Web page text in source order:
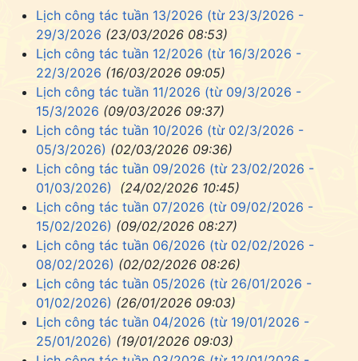
Lịch công tác tuần 13/2026 (từ 23/3/2026 -
29/3/2026 (23/03/2026 08:53)
Lịch công tác tuần 12/2026 (từ 16/3/2026 -
22/3/2026 (16/03/2026 09:05)
Lịch công tác tuần 11/2026 (từ 09/3/2026 -
15/3/2026 (09/03/2026 09:37)
Lịch công tác tuần 10/2026 (từ 02/3/2026 -
05/3/2026) (02/03/2026 09:36)
Lịch công tác tuần 09/2026 (từ 23/02/2026 -
01/03/2026)
(24/02/2026 10:45)
Lịch công tác tuần 07/2026 (từ 09/02/2026 -
15/02/2026) (09/02/2026 08:27)
Lịch công tác tuần 06/2026 (từ 02/02/2026 -
08/02/2026) (02/02/2026 08:26)
Lịch công tác tuần 05/2026 (từ 26/01/2026 -
01/02/2026) (26/01/2026 09:03)
Lịch công tác tuần 04/2026 (từ 19/01/2026 -
25/01/2026) (19/01/2026 09:03)